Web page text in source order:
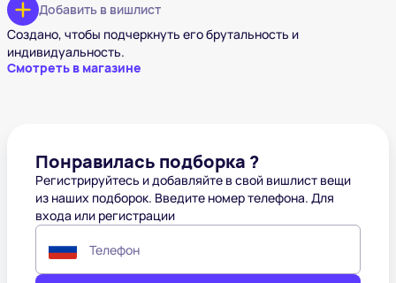
Добавить в вишлист
Создано, чтобы подчеркнуть его брутальность и
индивидуальность.
Смотреть в магазине
Понравилась подборка ?
Регистрируйтесь и добавляйте в свой вишлист вещи
из наших подборок. Введите номер телефона. Для
входа или регистрации
Телефон